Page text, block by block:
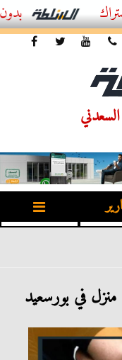
أفضل اشتراك IPTV بدون تقطيع 2026 – دليل المشاهد العصري
في بورسعيد